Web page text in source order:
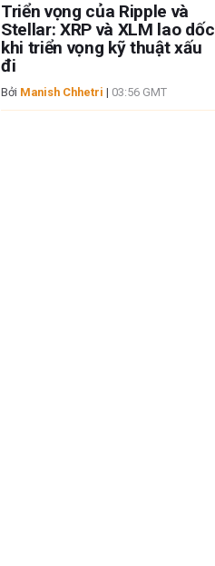
Triển vọng của Ripple và
Stellar: XRP và XLM lao dốc
khi triển vọng kỹ thuật xấu
đi
Bởi Manish Chhetri | 03:56 GMT